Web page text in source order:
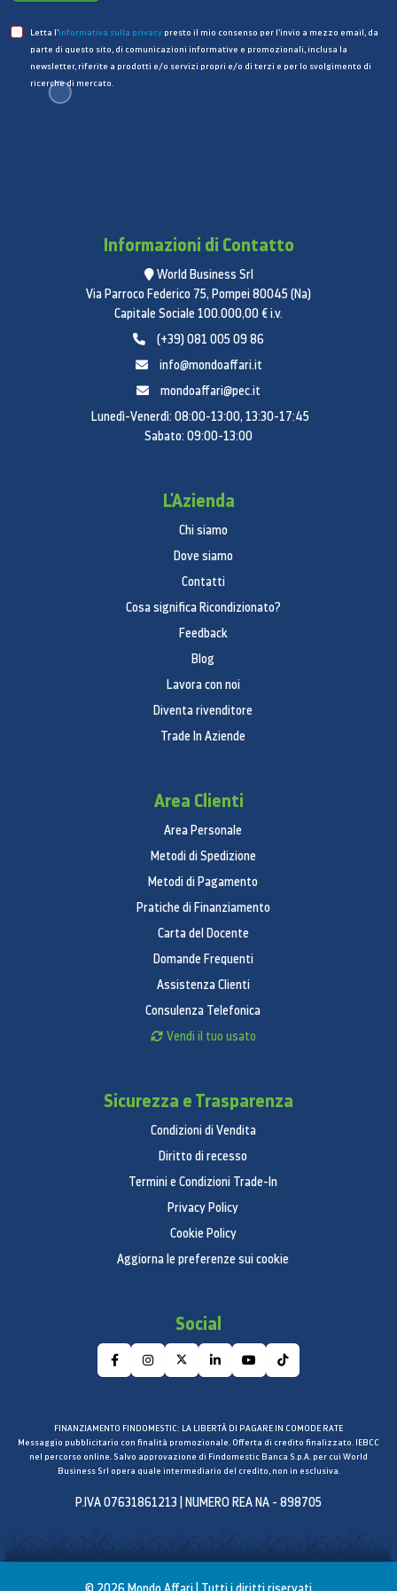
Accelerometro
Barometro
Sensore di luce ambientale
Touch ID
e sul web
Usi la voce per mandare messaggi, impostare
promemoria e altro
Utilizzo hands-free
Batteria e alimentazione
Batteria integrata ricaricabile ai polimeri di litio
riproduzione video o riproduzione audio
Ricarica tramite alimentatore o tramite
Sistema operativo
Con nuove funzioni pensate per fare tutto in modo
più facile, veloce e personalizzato, iOS 11 rende il tuo
iPad ancora più potente e intelligente.
Accessibilità
nuovo iPad. Potenti tecnologie integrate
supportano le capacità visive, uditive, fisiche e
motorie, e aiutano l’apprendimento e
l’alfabetizzazione; grazie a loro potrai fare e creare
Le funzioni includono:
Lente d’ingrandimento
Siri e Dettatura
AssistiveTouch
Leggi schermata
Fotocamera
FaceTime
Mappe
App Store
Note
iBooks
Promemoria
Orologio
Letta l’informativa sulla privacy presto il mio consenso per l’invio a mezzo email, da
parte di questo sito, di comunicazioni informative e promozionali, inclusa la
newsletter, riferite a prodotti e/o servizi propri e/o di terzi e per lo svolgimento di
ricerche di mercato.
Informazioni di Contatto
World Business Srl
Via Parroco Federico 75, Pompei 80045 (Na)
Capitale Sociale 100.000,00 € i.v.
(+39) 081 005 09 86
info@mondoaffari.it
mondoaffari@pec.it
Lunedì-Venerdì: 08:00-13:00, 13:30-17:45
Sabato: 09:00-13:00
L'Azienda
Chi siamo
Dove siamo
Contatti
Cosa significa Ricondizionato?
Feedback
Blog
Lavora con noi
Diventa rivenditore
Trade In Aziende
Area Clienti
Area Personale
Metodi di Spedizione
Metodi di Pagamento
Pratiche di Finanziamento
Carta del Docente
Domande Frequenti
Assistenza Clienti
Consulenza Telefonica
Vendi il tuo usato
Sicurezza e Trasparenza
Condizioni di Vendita
Diritto di recesso
Termini e Condizioni Trade-In
Privacy Policy
Cookie Policy
Aggiorna le preferenze sui cookie
Social
FINANZIAMENTO FINDOMESTIC: LA LIBERTÀ DI PAGARE IN COMODE RATE
Messaggio pubblicitario con finalità promozionale. Offerta di credito finalizzato. IEBCC
nel percorso online. Salvo approvazione di Findomestic Banca S.p.A. per cui World
Business Srl opera quale intermediario del credito, non in esclusiva.
P.IVA 07631861213 | NUMERO REA NA - 898705